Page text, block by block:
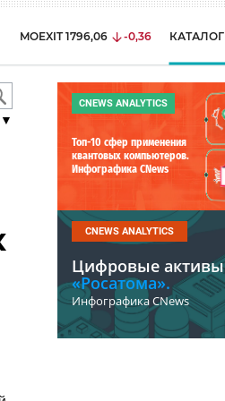
MOEXIT 1796,06 -0,36 КАТАЛОГ
CNEWS ANALYTICS
Топ-10 сфер применения
квантовых компьютеров.
Инфографика CNews
CNEWS ANALYTICS
Цифровые активы
«Росатома».
Инфографика CNews